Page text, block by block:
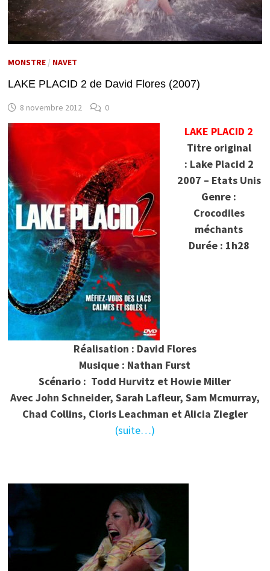
MONSTRE/ NAVET
LAKE PLACID 2 de David Flores (2007)
8 novembre 2012 0
LAKE PLACID 2
Titre original
: Lake Placid 2
2007 – Etats Unis
Genre :
Crocodiles
méchants
Durée : 1h28
Réalisation : David Flores
Musique : Nathan Furst
Scénario : Todd Hurvitz et Howie Miller
Avec John Schneider, Sarah Lafleur, Sam Mcmurray,
Chad Collins, Cloris Leachman et Alicia Ziegler
(suite…)